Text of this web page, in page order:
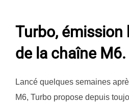
Turbo, émission
de la chaîne M6.
Lancé quelques semaines
M6, Turbo propose depuis